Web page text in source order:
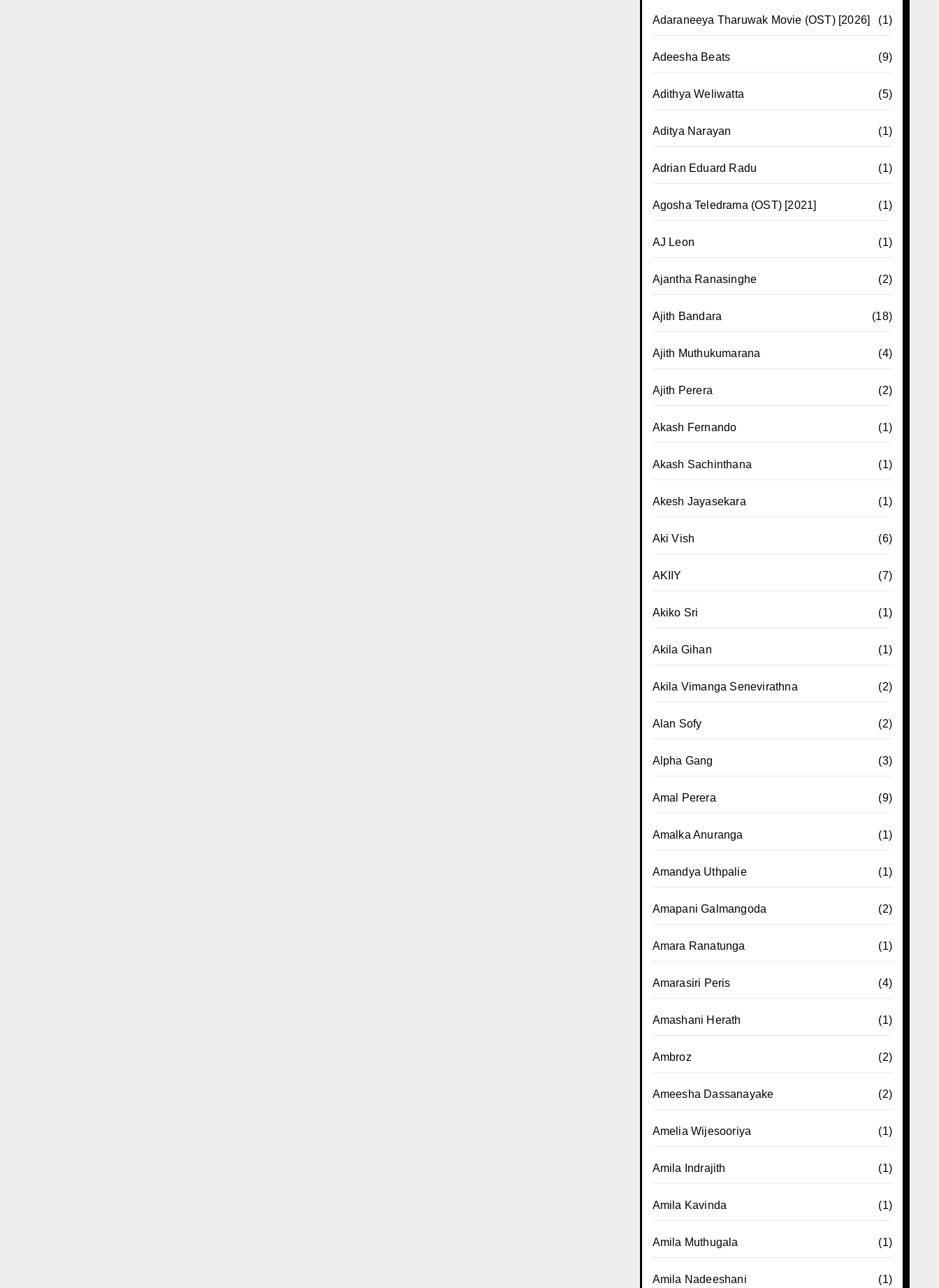
Adaraneeya Tharuwak Movie (OST) [2026] (1)
Adeesha Beats (9)
Adithya Weliwatta (5)
Aditya Narayan (1)
Adrian Eduard Radu (1)
Agosha Teledrama (OST) [2021] (1)
AJ Leon (1)
Ajantha Ranasinghe (2)
Ajith Bandara (18)
Ajith Muthukumarana (4)
Ajith Perera (2)
Akash Fernando (1)
Akash Sachinthana (1)
Akesh Jayasekara (1)
Aki Vish (6)
AKIIY (7)
Akiko Sri (1)
Akila Gihan (1)
Akila Vimanga Senevirathna (2)
Alan Sofy (2)
Alpha Gang (3)
Amal Perera (9)
Amalka Anuranga (1)
Amandya Uthpalie (1)
Amapani Galmangoda (2)
Amara Ranatunga (1)
Amarasiri Peris (4)
Amashani Herath (1)
Ambroz (2)
Ameesha Dassanayake (2)
Amelia Wijesooriya (1)
Amila Indrajith (1)
Amila Kavinda (1)
Amila Muthugala (1)
Amila Nadeeshani (1)